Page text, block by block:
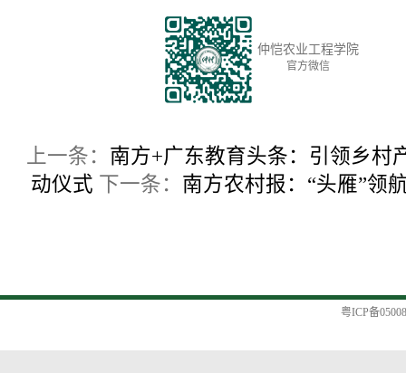
仲恺农业工程学院
官方微信
上一条： 南方+广东教育头条：引领乡村
动仪式 下一条： 南方农村报：“头雁”领
粤ICP备